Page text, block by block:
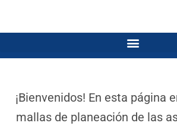
¡Bienvenidos! En esta página
mallas de planeación de las